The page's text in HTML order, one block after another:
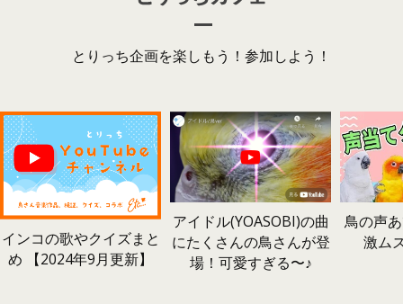
とりっち企画を楽しもう！参加しよう！
インコの歌やクイズまと
め 【2024年9月更新】
アイドル(YOASOBI)の曲
にたくさんの鳥さんが登
場！可愛すぎる〜♪
鳥の声
激ム